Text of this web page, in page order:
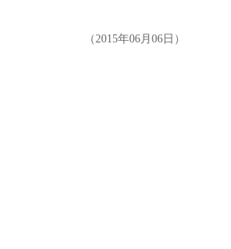
（2015年06月06日）